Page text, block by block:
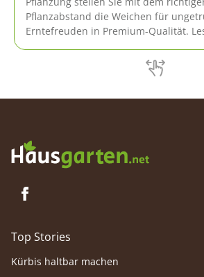
Pflanzabstand die Weichen für
Erntefreuden in Premium-Qualität.
Pflanzabstände in Beet und
für Erdbeeren, Brombeeren,
Top Stories
Kürbis haltbar machen